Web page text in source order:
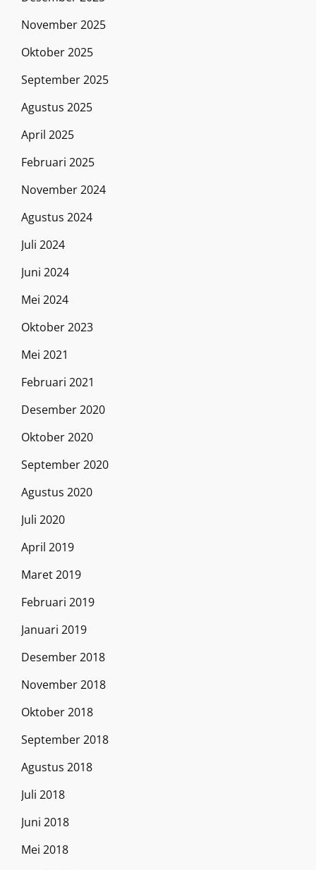
November 2025
Oktober 2025
September 2025
Agustus 2025
April 2025
Februari 2025
November 2024
Agustus 2024
Juli 2024
Juni 2024
Mei 2024
Oktober 2023
Mei 2021
Februari 2021
Desember 2020
Oktober 2020
September 2020
Agustus 2020
Juli 2020
April 2019
Maret 2019
Februari 2019
Januari 2019
Desember 2018
November 2018
Oktober 2018
September 2018
Agustus 2018
Juli 2018
Juni 2018
Mei 2018